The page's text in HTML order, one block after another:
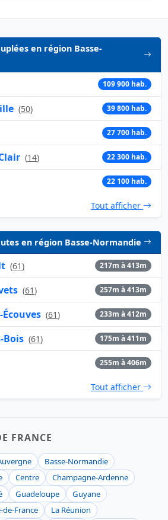
en région Basse-
109 900 hab.
(50) 39 800 hab.
27 700 hab.
(14) 22 300 hab.
22 100 hab.
Tout afficher
en région Basse-Normandie
(61) 217m à 413m
(61) 257m à 413m
(61) 233m à 412m
Bois (61) 175m à 411m
255m à 406m
Tout afficher
FRANCE
Basse-Normandie
Centre
Champagne-Ardenne
Guadeloupe
Guyane
de-France
La Réunion